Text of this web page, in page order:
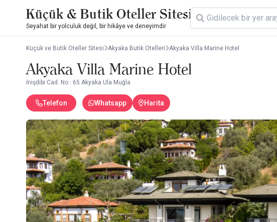
Küçük & Butik Oteller Sitesi
Seyahat bir yolculuk değil, bir hikâye ve deneyimdir
Küçük ve Butik Oteller Sitesi Akyaka Butik Otelleri Akyaka Villa Marine Hotel
Akyaka Villa Marine Hotel
İnişdibi Cad. No : 65 Akyaka Ula Muğla
Telefon Whatsapp Harita